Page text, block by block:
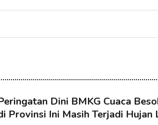
Dini BMKG Cuaca
Provinsi Ini Masih Terjadi Hujan